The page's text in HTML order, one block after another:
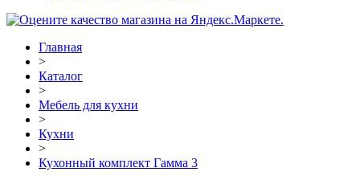
Главная
>
Каталог
>
Мебель для кухни
>
Кухни
>
Кухонный комплект Гамма 3